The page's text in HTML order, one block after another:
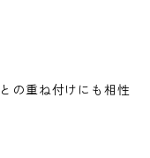
の重ね付けにも相性